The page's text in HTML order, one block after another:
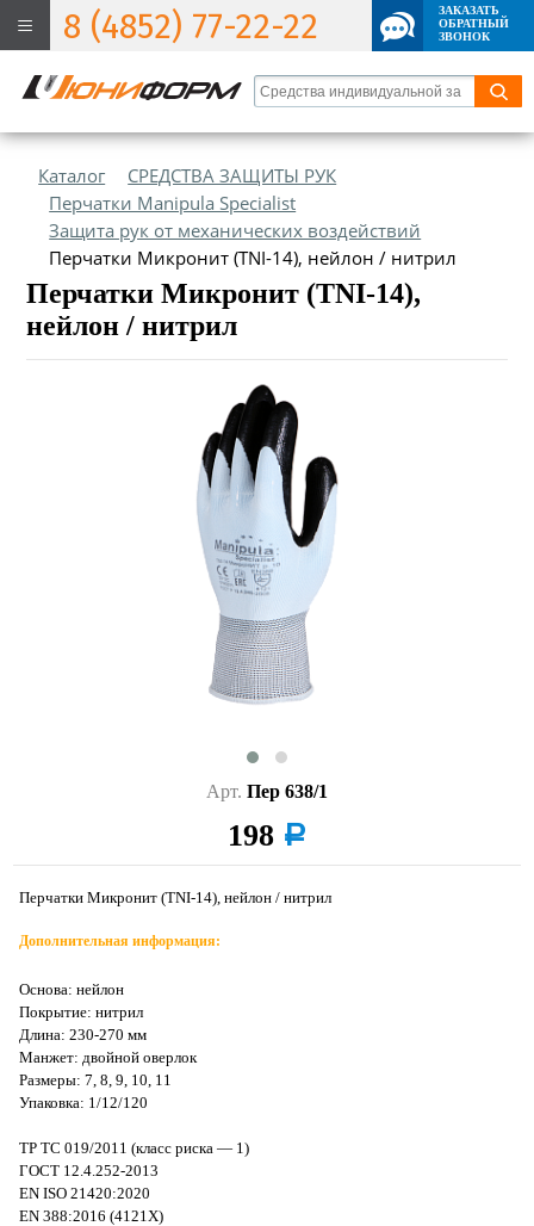
8 (4852) 77-22-22
ЗАКАЗАТЬ
ОБРАТНЫЙ
ЗВОНОК
Каталог
СРЕДСТВА ЗАЩИТЫ РУК
Перчатки Manipula Specialist
Защита рук от механических воздействий
Перчатки Микронит (TNI-14), нейлон / нитрил
Перчатки Микронит (TNI-14),
нейлон / нитрил
Арт. Пер 638/1
198 a
Перчатки Микронит (TNI-14), нейлон / нитрил
Дополнительная информация:
Основа: нейлон
Покрытие: нитрил
Длина: 230-270 мм
Манжет: двойной оверлок
Размеры: 7, 8, 9, 10, 11
Упаковка: 1/12/120
ТР ТС 019/2011 (класс риска — 1)
ГОСТ 12.4.252-2013
EN ISO 21420:2020
EN 388:2016 (4121X)